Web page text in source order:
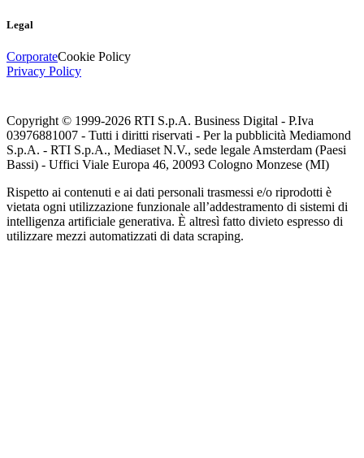
Legal
CorporateCookie Policy
Privacy Policy
Copyright © 1999-2026 RTI S.p.A. Business Digital - P.Iva
03976881007 - Tutti i diritti riservati - Per la pubblicità Mediamond
S.p.A. - RTI S.p.A., Mediaset N.V., sede legale Amsterdam (Paesi
Bassi) - Uffici Viale Europa 46, 20093 Cologno Monzese (MI)
Rispetto ai contenuti e ai dati personali trasmessi e/o riprodotti è
vietata ogni utilizzazione funzionale all’addestramento di sistemi di
intelligenza artificiale generativa. È altresì fatto divieto espresso di
utilizzare mezzi automatizzati di data scraping.